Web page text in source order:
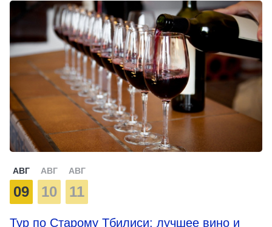
АВГ
09
АВГ
10
АВГ
11
Тур по Старому Тбилиси: лучшее вино и